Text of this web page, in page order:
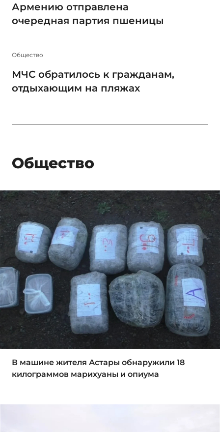
Армению отправлена
очередная партия пшеницы
Общество
МЧС обратилось к гражданам,
отдыхающим на пляжах
Общество
В машине жителя Астары обнаружили 18
килограммов марихуаны и опиума